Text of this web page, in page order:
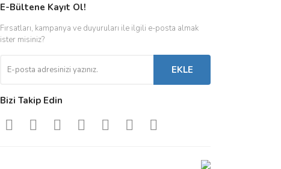
E-Bültene Kayıt Ol!
Fırsatları, kampanya ve duyuruları ile ilgili e-posta almak
ister misiniz?
EKLE
Bizi Takip Edin